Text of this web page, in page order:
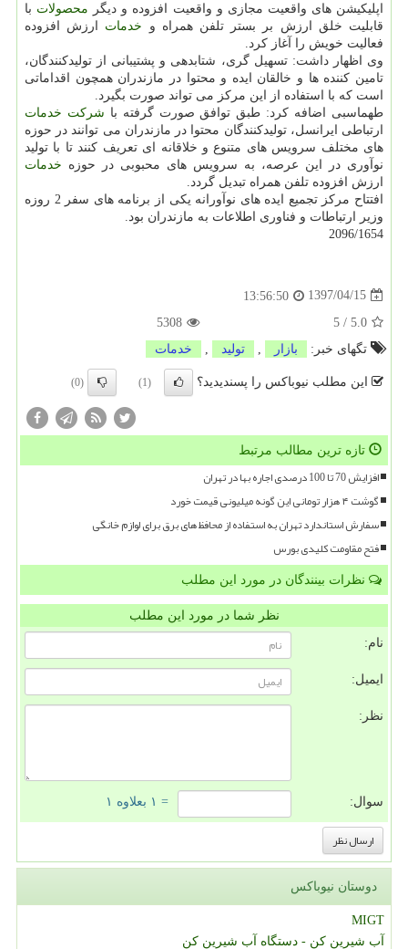
اپلیكیشن های واقعیت مجازی و واقعیت افزوده و دیگر محصولات با
قابلیت خلق ارزش بر بستر تلفن همراه و خدمات ارزش افزوده
فعالیت خویش را آغاز كرد.
وی اظهار داشت: تسهیل گری، شتابدهی و پشتیبانی از تولیدكنندگان،
تامین كننده ها و خالقان ایده و محتوا در مازندران همچون اقداماتی
است كه با استفاده از این مركز می تواند صورت بگیرد.
طهماسبی اضافه كرد: طبق توافق صورت گرفته با شركت خدمات
ارتباطی ایرانسل، تولیدكنندگان محتوا در مازندران می توانند در حوزه
های مختلف سرویس های متنوع و خلاقانه ای تعریف كنند تا با تولید
نوآوری در این عرصه، به سرویس های محبوبی در حوزه خدمات
ارزش افزوده تلفن همراه تبدیل گردد.
افتتاح مركز تجمیع ایده های نوآورانه یكی از برنامه های سفر 2 روزه
وزیر ارتباطات و فناوری اطلاعات به مازندران بود.
2096/1654
1397/04/15
13:56:50
5.0
/
5
5308
تگهای خبر:
بازار تولید خدمات
این مطلب نیوباکس را پسندیدید؟ (1)
(0)
تازه ترین مطالب مرتبط
افزایش 70 تا 100 درصدی اجاره بها در تهران
گوشت ۴ هزار تومانی این گونه میلیونی قیمت خورد
سفارش استاندارد تهران به استفاده از محافظ های برق برای لوازم خانگی
فتح مقاومت کلیدی بورس
نظرات بینندگان در مورد این مطلب
نظر شما در مورد این مطلب
نام:
ایمیل:
نظر:
سوال: = ۱ بعلاوه ۱
دوستان نیوباکس
MIGT
آب شیرین کن - دستگاه آب شیرین کن